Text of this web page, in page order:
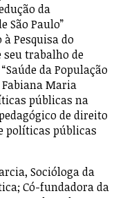
da
São Paulo”
Pesquisa do
seu trabalho de
da População
Fabiana Maria
públicas na
de direito
políticas públicas
Socióloga da
Có-fundadora da